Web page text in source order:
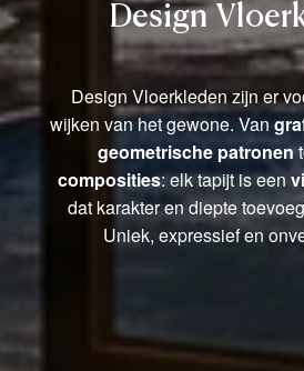
Design
Design Vloerkleden zijn er
wijken van het gewone. Van
geometrische patronen
composities: elk tapijt is een
dat karakter en diepte
Uniek, expressief en